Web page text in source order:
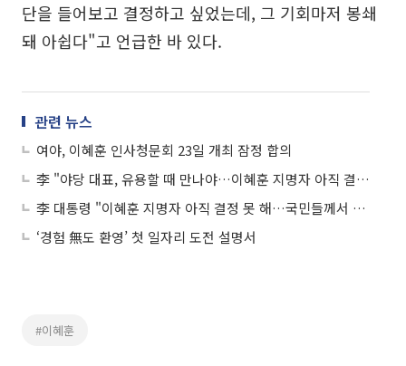
단을 들어보고 결정하고 싶었는데, 그 기회마저 봉쇄
돼 아쉽다"고 언급한 바 있다.
관련 뉴스
여야, 이혜훈 인사청문회 23일 개최 잠정 합의
李 "야당 대표, 유용할 때 만나야…이혜훈 지명자 아직 결정 못 해"
李 대통령 "이혜훈 지명자 아직 결정 못 해…국민들께서 일부 용인해주시길”
‘경험 無도 환영’ 첫 일자리 도전 설명서
#이혜훈